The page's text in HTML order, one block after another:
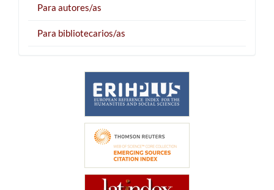
Para autores/as
Para bibliotecarios/as